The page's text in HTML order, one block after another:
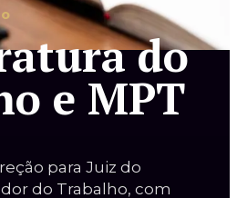
e MPE
do
e MPT
para Juiz do
do Trabalho, com